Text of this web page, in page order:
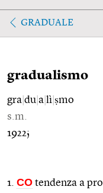
GRADUALE
gradualismo
gra du a lì ṣmo
s.m.
1922;
1. CO tendenza a